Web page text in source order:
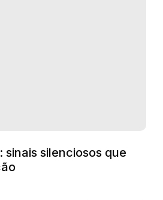
sinais silenciosos que